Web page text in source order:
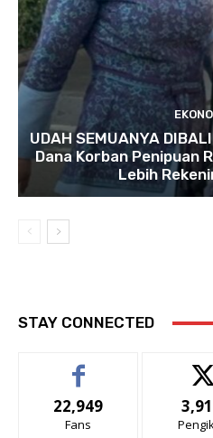
UDAH SEMUANYA
Dana Korban Penipuan
Lebih
STAY CONNECTED
22,949
Fans